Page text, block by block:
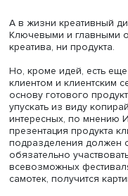
А в жизни
Ключевыми и
креатива, ни